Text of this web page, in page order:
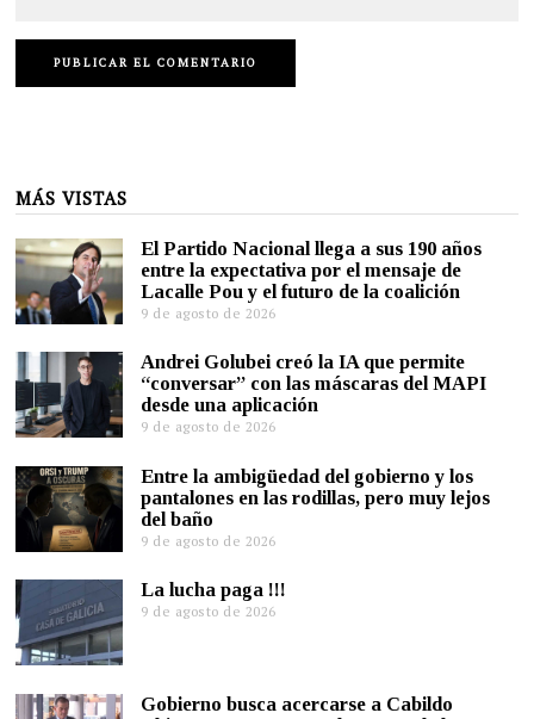
MÁS VISTAS
El Partido Nacional llega a sus 190 años
entre la expectativa por el mensaje de
Lacalle Pou y el futuro de la coalición
9 de agosto de 2026
Andrei Golubei creó la IA que permite
“conversar” con las máscaras del MAPI
desde una aplicación
9 de agosto de 2026
Entre la ambigüedad del gobierno y los
pantalones en las rodillas, pero muy lejos
del baño
9 de agosto de 2026
La lucha paga !!!
9 de agosto de 2026
Gobierno busca acercarse a Cabildo